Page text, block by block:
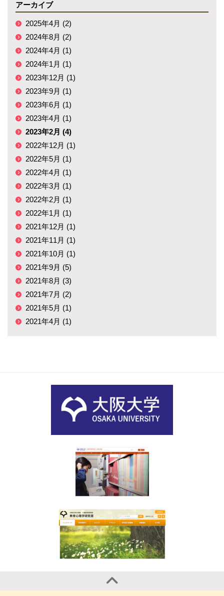
アーカイブ
2025年4月 (2)
2024年8月 (2)
2024年4月 (1)
2024年1月 (1)
2023年12月 (1)
2023年9月 (1)
2023年6月 (1)
2023年4月 (1)
2023年2月 (4)
2022年12月 (1)
2022年5月 (1)
2022年4月 (1)
2022年3月 (1)
2022年2月 (1)
2022年1月 (1)
2021年12月 (1)
2021年11月 (1)
2021年10月 (1)
2021年9月 (5)
2021年8月 (3)
2021年7月 (2)
2021年5月 (1)
2021年4月 (1)